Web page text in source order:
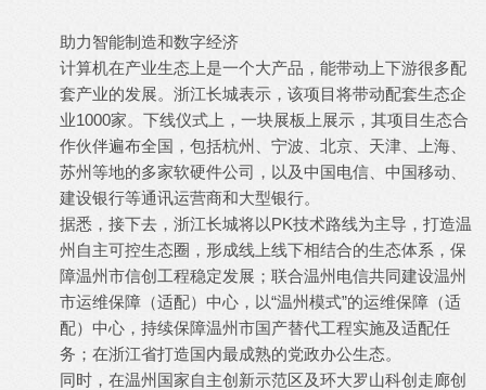
助力智能制造和数字经济
计算机在产业生态上是一个大产品，能带动上下游很多配
套产业的发展。浙江长城表示，该项目将带动配套生态企
业1000家。下线仪式上，一块展板上展示，其项目生态合
作伙伴遍布全国，包括杭州、宁波、北京、天津、上海、
苏州等地的多家软硬件公司，以及中国电信、中国移动、
建设银行等通讯运营商和大型银行。
据悉，接下去，浙江长城将以PK技术路线为主导，打造温
州自主可控生态圈，形成线上线下相结合的生态体系，保
障温州市信创工程稳定发展；联合温州电信共同建设温州
市运维保障（适配）中心，以“温州模式”的运维保障（适
配）中心，持续保障温州市国产替代工程实施及适配任
务；在浙江省打造国内最成熟的党政办公生态。
同时，在温州国家自主创新示范区及环大罗山科创走廊创